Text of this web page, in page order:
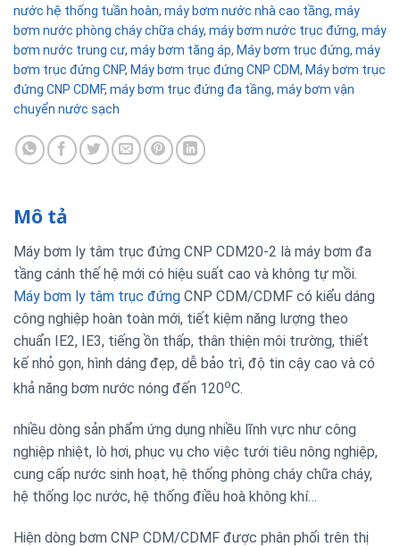
nước hệ thống tuần hoàn, máy bơm nước nhà cao tầng, máy
bơm nước phòng cháy chữa cháy, máy bơm nước trục đứng, máy
bơm nước trung cư, máy bơm tăng áp, Máy bơm trục đứng, máy
bơm trục đứng CNP, Máy bơm trục đứng CNP CDM, Máy bơm trục
đứng CNP CDMF, máy bơm trục đứng đa tầng, máy bơm vận
chuyển nước sạch
Mô tả
Máy bơm ly tâm trục đứng CNP CDM20-2 là máy bơm đa
tầng cánh thế hệ mới có hiệu suất cao và không tự mồi.
Máy bơm ly tâm trục đứng CNP CDM/CDMF có kiểu dáng
công nghiệp hoàn toàn mới, tiết kiệm năng lượng theo
chuẩn IE2, IE3, tiếng ồn thấp, thân thiện môi trường, thiết
kế nhỏ gọn, hình dáng đẹp, dễ bảo trì, độ tin cậy cao và có
khả năng bơm nước nóng đến 120oC.
nhiều dòng sản phẩm ứng dụng nhiều lĩnh vực như công
nghiệp nhiệt, lò hơi, phục vụ cho việc tưới tiêu nông nghiệp,
cung cấp nước sinh hoạt, hệ thống phòng cháy chữa cháy,
hệ thống lọc nước, hệ thống điều hoà không khí…
Hiện dòng bơm CNP CDM/CDMF được phân phối trên thị